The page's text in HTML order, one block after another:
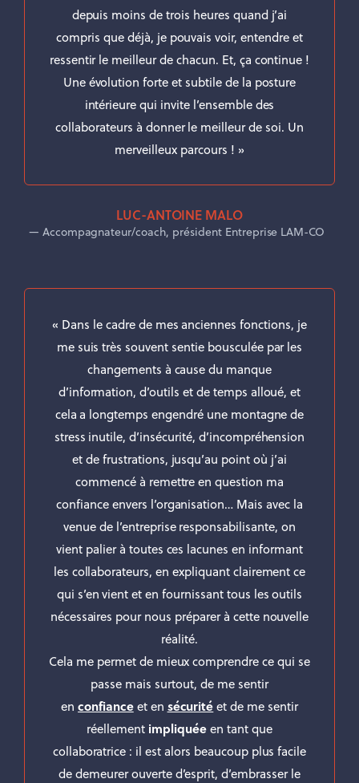
depuis moins de trois heures quand j’ai
compris que déjà, je pouvais voir, entendre et
ressentir le meilleur de chacun. Et, ça continue !
Une évolution forte et subtile de la posture
intérieure qui invite l’ensemble des
collaborateurs à donner le meilleur de soi. Un
merveilleux parcours ! »
LUC-ANTOINE MALO
Accompagnateur/coach, président Entreprise LAM-CO
« Dans le cadre de mes anciennes fonctions, je
me suis très souvent sentie bousculée par les
changements à cause du manque
d’information, d’outils et de temps alloué, et
cela a longtemps engendré une montagne de
stress inutile, d’insécurité, d’incompréhension
et de frustrations, jusqu’au point où j’ai
commencé à remettre en question ma
confiance envers l’organisation… Mais avec la
venue de l’entreprise responsabilisante, on
vient palier à toutes ces lacunes en informant
les collaborateurs, en expliquant clairement ce
qui s’en vient et en fournissant tous les outils
nécessaires pour nous préparer à cette nouvelle
réalité.
Cela me permet de mieux comprendre ce qui se
passe mais surtout, de me sentir
enconfianceet en sécuritéet de me sentir
réellement impliquéeen tant que
collaboratrice : il est alors beaucoup plus facile
de demeurer ouverte d’esprit, d’embrasser le